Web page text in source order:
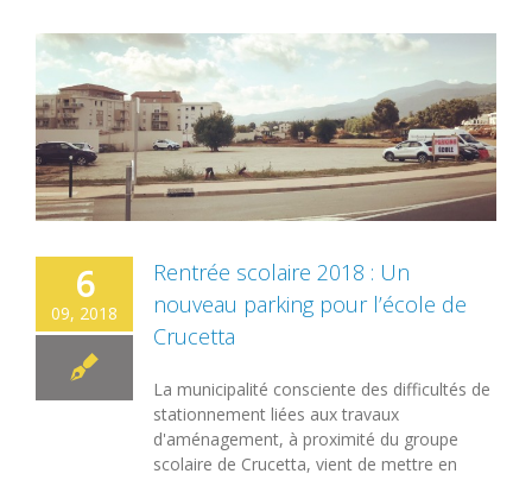
6
09, 2018
Rentrée scolaire 2018 : Un
nouveau parking pour l’école de
Crucetta
La municipalité consciente des difficultés de
stationnement liées aux travaux
d'aménagement, à proximité du groupe
scolaire de Crucetta, vient de mettre en